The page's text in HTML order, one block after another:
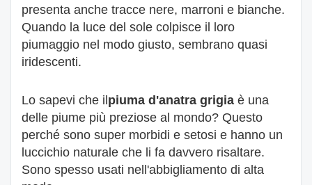
presenta anche tracce nere, marroni e bianche.
Quando la luce del sole colpisce il loro
piumaggio nel modo giusto, sembrano quasi
iridescenti.
Lo sapevi che il piuma d'anatra grigia è una
delle piume più preziose al mondo? Questo
perché sono super morbidi e setosi e hanno un
luccichio naturale che li fa davvero risaltare.
Sono spesso usati nell'abbigliamento di alta